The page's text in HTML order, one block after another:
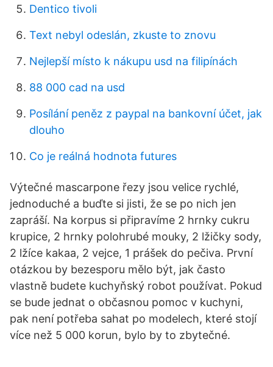
Dentico tivoli
Text nebyl odeslán, zkuste to znovu
Nejlepší místo k nákupu usd na filipínách
88 000 cad na usd
Posílání peněz z paypal na bankovní účet, jak
dlouho
Co je reálná hodnota futures
Výtečné mascarpone řezy jsou velice rychlé,
jednoduché a buďte si jisti, že se po nich jen
zapráší. Na korpus si připravíme 2 hrnky cukru
krupice, 2 hrnky polohrubé mouky, 2 lžičky sody,
2 lžíce kakaa, 2 vejce, 1 prášek do pečiva. První
otázkou by bezesporu mělo být, jak často
vlastně budete kuchyňský robot používat. Pokud
se bude jednat o občasnou pomoc v kuchyni,
pak není potřeba sahat po modelech, které stojí
více než 5 000 korun, bylo by to zbytečné.